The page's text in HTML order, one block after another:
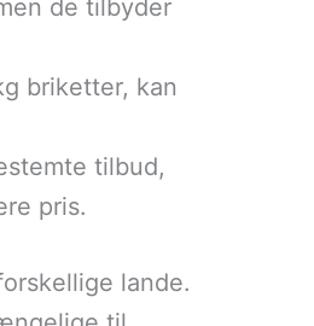
de tilbyder
briketter, kan
tilbud,
pris.
lande.